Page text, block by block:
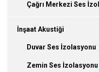
Çağrı Merkezi Ses
İnşaat Akustiği
Duvar Ses İzolasyonu
Zemin Ses İzolasyonu